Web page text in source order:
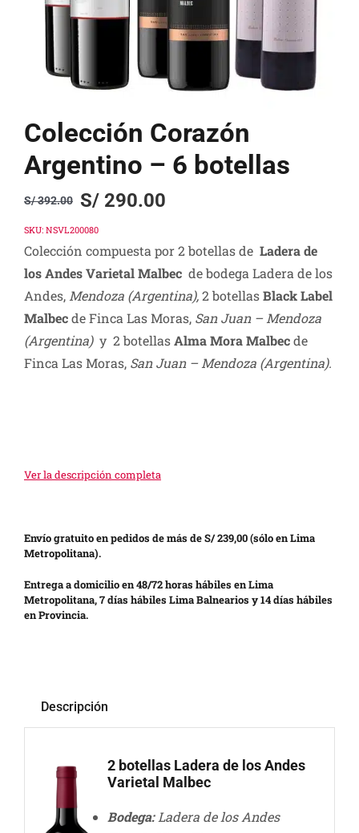
Colección Corazón
Argentino – 6 botellas
S/392.00
Original
price
was:
S/ 392.00.
S/290.00
Current
price
is:
S/ 290.00.
SKU: NSVL200080
Colección compuesta por 2 botellas de Ladera de
los Andes Varietal Malbec de bodega Ladera de los
Andes,Mendoza (Argentina),2 botellasBlack Label
Malbecde Finca Las Moras, San Juan – Mendoza
(Argentina) y 2 botellasAlma Mora Malbecde
Finca Las Moras, San Juan – Mendoza (Argentina).
Ver la descripción completa
Envío gratuito en pedidos de más de S/ 239,00 (sólo en Lima
Metropolitana).
Entrega a domicilio en 48/72 horas hábiles en Lima
Metropolitana, 7 días hábiles Lima Balnearios y 14 días hábiles
en Provincia.
Descripción
2 botellas Ladera de los Andes
Varietal Malbec
Bodega:Ladera de los Andes